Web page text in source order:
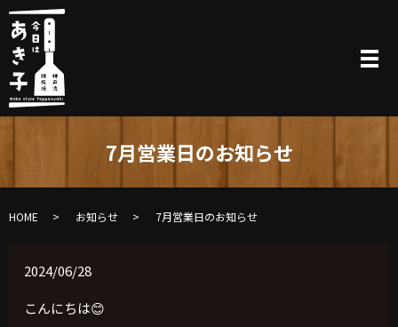
7月営業日のお知らせ
HOME お知らせ 7月営業日のお知らせ
2024/06/28
こんにちは😊